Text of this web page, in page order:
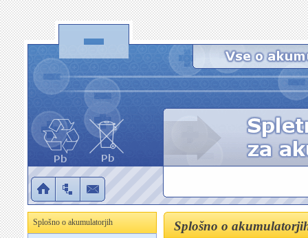
Splošno o akumulatorjih Splošno o